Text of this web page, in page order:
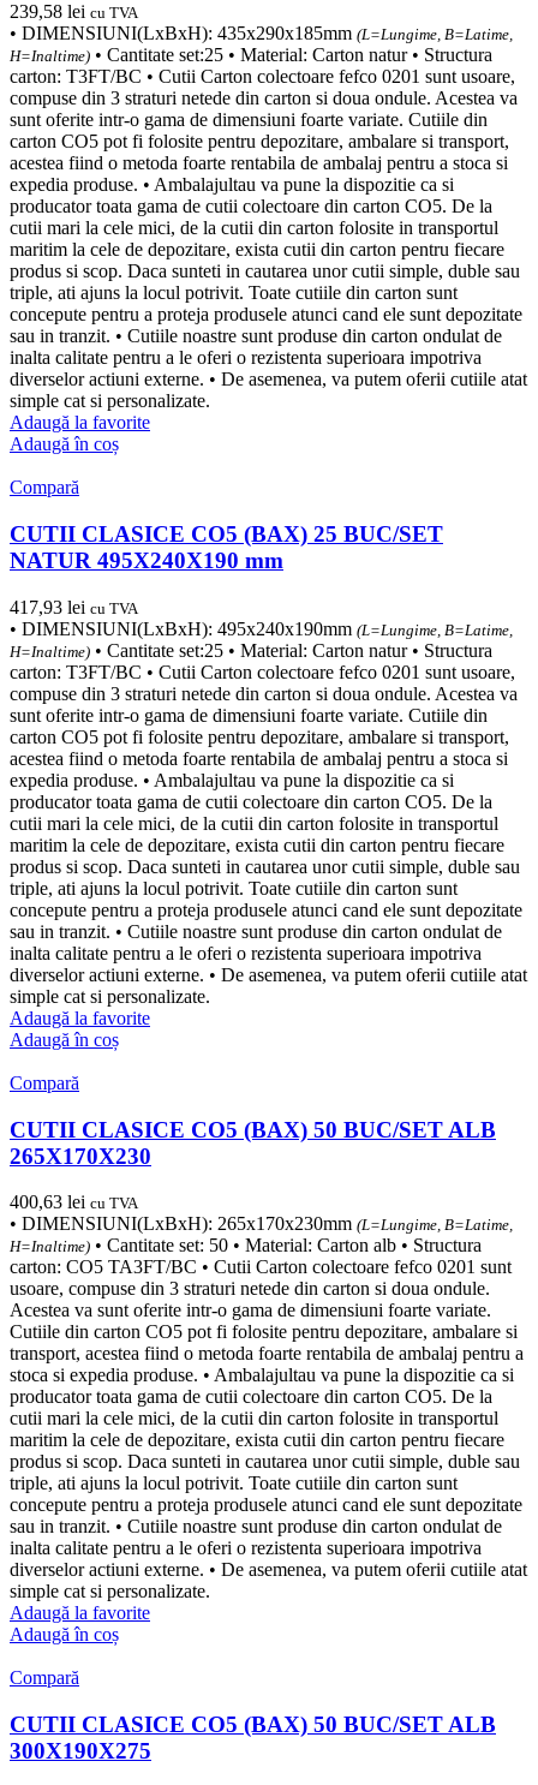
239,58 lei cu TVA
• DIMENSIUNI(LxBxH): 435x290x185mm (L=Lungime, B=Latime,
H=Inaltime) • Cantitate set:25 • Material: Carton natur • Structura
carton: T3FT/BC • Cutii Carton colectoare fefco 0201 sunt usoare,
compuse din 3 straturi netede din carton si doua ondule. Acestea va
sunt oferite intr-o gama de dimensiuni foarte variate. Cutiile din
carton CO5 pot fi folosite pentru depozitare, ambalare si transport,
acestea fiind o metoda foarte rentabila de ambalaj pentru a stoca si
expedia produse. • Ambalajultau va pune la dispozitie ca si
producator toata gama de cutii colectoare din carton CO5. De la
cutii mari la cele mici, de la cutii din carton folosite in transportul
maritim la cele de depozitare, exista cutii din carton pentru fiecare
produs si scop. Daca sunteti in cautarea unor cutii simple, duble sau
triple, ati ajuns la locul potrivit. Toate cutiile din carton sunt
concepute pentru a proteja produsele atunci cand ele sunt depozitate
sau in tranzit. • Cutiile noastre sunt produse din carton ondulat de
inalta calitate pentru a le oferi o rezistenta superioara impotriva
diverselor actiuni externe. • De asemenea, va putem oferii cutiile atat
simple cat si personalizate.
Adaugă la favorite
Adaugă în coș
Compară
CUTII CLASICE CO5 (BAX) 25 BUC/SET
NATUR 495X240X190 mm
417,93 lei cu TVA
• DIMENSIUNI(LxBxH): 495x240x190mm (L=Lungime, B=Latime,
H=Inaltime) • Cantitate set:25 • Material: Carton natur • Structura
carton: T3FT/BC • Cutii Carton colectoare fefco 0201 sunt usoare,
compuse din 3 straturi netede din carton si doua ondule. Acestea va
sunt oferite intr-o gama de dimensiuni foarte variate. Cutiile din
carton CO5 pot fi folosite pentru depozitare, ambalare si transport,
acestea fiind o metoda foarte rentabila de ambalaj pentru a stoca si
expedia produse. • Ambalajultau va pune la dispozitie ca si
producator toata gama de cutii colectoare din carton CO5. De la
cutii mari la cele mici, de la cutii din carton folosite in transportul
maritim la cele de depozitare, exista cutii din carton pentru fiecare
produs si scop. Daca sunteti in cautarea unor cutii simple, duble sau
triple, ati ajuns la locul potrivit. Toate cutiile din carton sunt
concepute pentru a proteja produsele atunci cand ele sunt depozitate
sau in tranzit. • Cutiile noastre sunt produse din carton ondulat de
inalta calitate pentru a le oferi o rezistenta superioara impotriva
diverselor actiuni externe. • De asemenea, va putem oferii cutiile atat
simple cat si personalizate.
Adaugă la favorite
Adaugă în coș
Compară
CUTII CLASICE CO5 (BAX) 50 BUC/SET ALB
265X170X230
400,63 lei cu TVA
• DIMENSIUNI(LxBxH): 265x170x230mm (L=Lungime, B=Latime,
H=Inaltime) • Cantitate set: 50 • Material: Carton alb • Structura
carton: CO5 TA3FT/BC • Cutii Carton colectoare fefco 0201 sunt
usoare, compuse din 3 straturi netede din carton si doua ondule.
Acestea va sunt oferite intr-o gama de dimensiuni foarte variate.
Cutiile din carton CO5 pot fi folosite pentru depozitare, ambalare si
transport, acestea fiind o metoda foarte rentabila de ambalaj pentru a
stoca si expedia produse. • Ambalajultau va pune la dispozitie ca si
producator toata gama de cutii colectoare din carton CO5. De la
cutii mari la cele mici, de la cutii din carton folosite in transportul
maritim la cele de depozitare, exista cutii din carton pentru fiecare
produs si scop. Daca sunteti in cautarea unor cutii simple, duble sau
triple, ati ajuns la locul potrivit. Toate cutiile din carton sunt
concepute pentru a proteja produsele atunci cand ele sunt depozitate
sau in tranzit. • Cutiile noastre sunt produse din carton ondulat de
inalta calitate pentru a le oferi o rezistenta superioara impotriva
diverselor actiuni externe. • De asemenea, va putem oferii cutiile atat
simple cat si personalizate.
Adaugă la favorite
Adaugă în coș
Compară
CUTII CLASICE CO5 (BAX) 50 BUC/SET ALB
300X190X275